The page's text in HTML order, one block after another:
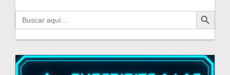
Buscar: Botón de búsqueda